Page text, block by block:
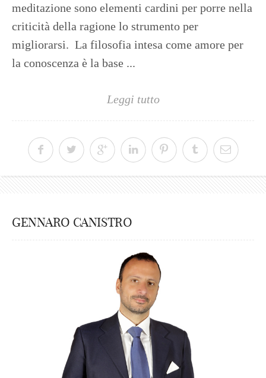
meditazione sono elementi cardini per porre nella
criticità della ragione lo strumento per
migliorarsi. La filosofia intesa come amore per
la conoscenza è la base ...
Leggi tutto
GENNARO CANISTRO